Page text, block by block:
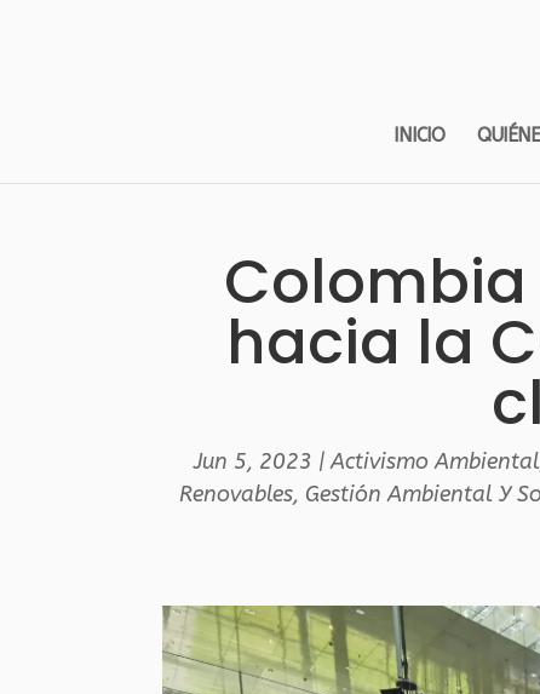
INICIO
hacia la
Jun 5, 2023 |Activismo Ambiental
Renovables, Gestión Ambiental Y